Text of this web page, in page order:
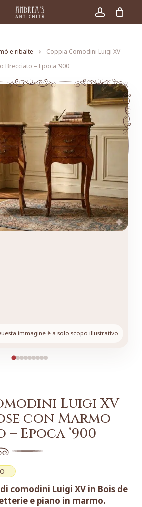
account
e ribalte
Coppia Comodini Luigi XV
Brecciato – Epoca ‘900
immagine è a solo scopo illustrativo
Luigi XV
con Marmo
Epoca ‘900
comodini Luigi XV in Bois de
e piano in marmo.